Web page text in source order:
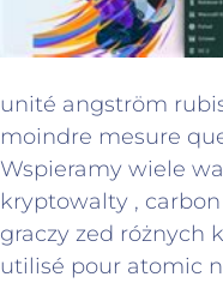
unité angström
moindre mesure
Wspieramy wiele
kryptowalty ,
graczy zed różnych
utilisé pour atomic